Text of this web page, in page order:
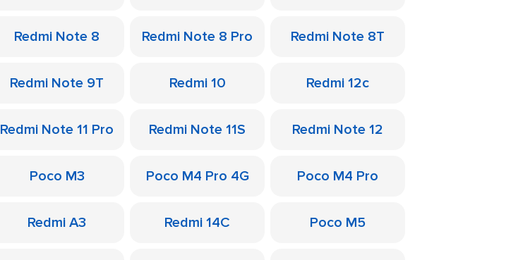
Redmi Note 8 Redmi Note 8 Pro Redmi Note 8T
Redmi Note 9T Redmi 10 Redmi 12c
Redmi Note 11 Pro Redmi Note 11S Redmi Note 12
Poco M3 Poco M4 Pro 4G Poco M4 Pro
Redmi A3 Redmi 14C Poco M5